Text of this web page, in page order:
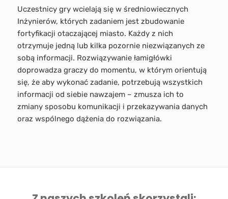
Uczestnicy gry wcielają się w średniowiecznych
Inżynierów, których zadaniem jest zbudowanie
fortyfikacji otaczającej miasto. Każdy z nich
otrzymuje jedną lub kilka pozornie niezwiązanych ze
sobą informacji. Rozwiązywanie łamigłówki
doprowadza graczy do momentu, w którym orientują
się, że aby wykonać zadanie, potrzebują wszystkich
informacji od siebie nawzajem – zmusza ich to
zmiany sposobu komunikacji i przekazywania danych
oraz wspólnego dążenia do rozwiązania.